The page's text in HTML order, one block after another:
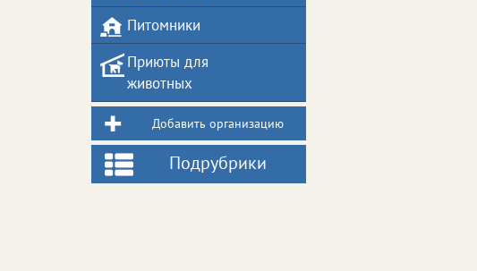
Питомники
Приюты для
животных
Добавить организацию
Подрубрики